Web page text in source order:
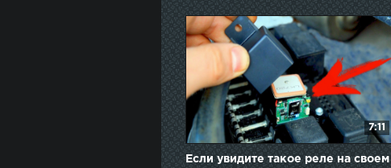
7:11
Если увидите такое реле на своем